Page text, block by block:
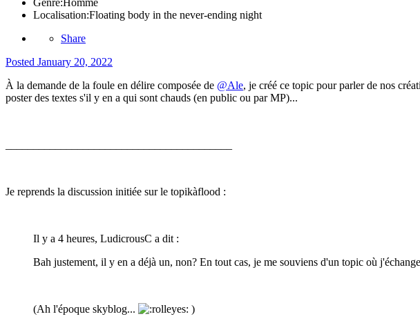
Genre:Homme
Localisation:Floating body in the never-ending night
Share
Posted January 20, 2022
À la demande de la foule en délire composée de @Ale, je créé ce topic pour parler de nos
poster des textes s'il y en a qui sont chauds (en public ou par MP)...
Je reprends la discussion initiée sur le topikàflood :
Il y a 4 heures, LudicrousC a dit :
Bah justement, il y en a déjà un, non? En tout cas, je me souviens d'un topic où
(Ah l'époque skyblog... )